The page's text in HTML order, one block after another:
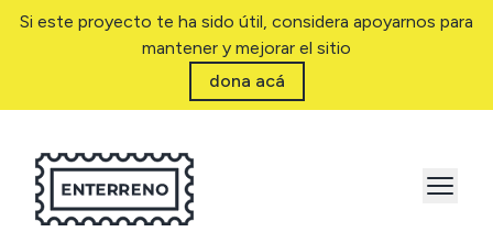
Si este proyecto te ha sido útil, considera apoyarnos para
mantener y mejorar el sitio
dona acá